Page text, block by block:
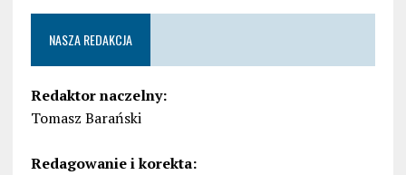
NASZA REDAKCJA
Redaktor naczelny:
Tomasz Barański
Redagowanie i korekta: